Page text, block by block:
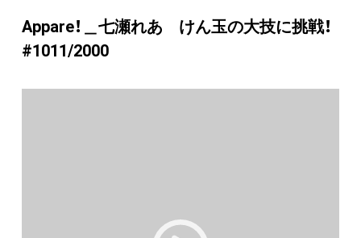
Appare！＿七瀬れあ けん玉の大技に挑戦！
#1011/2000